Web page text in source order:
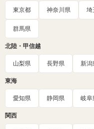
東京都 神奈川県 埼
群馬県
北陸・甲信越
山梨県 長野県 新潟
東海
愛知県 静岡県 岐阜
関西